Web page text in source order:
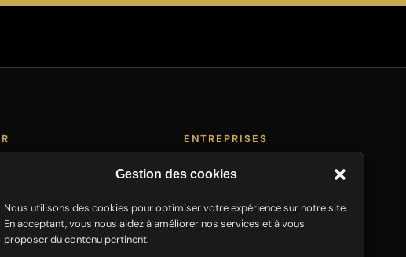
Gestion des cookies
Nous utilisons des cookies pour optimiser votre expérience sur notre site.
En acceptant, vous nous aidez à améliorer nos services et à vous
proposer du contenu pertinent.
Art
ENTREPRISES
Cartes de vœux
Team building photo